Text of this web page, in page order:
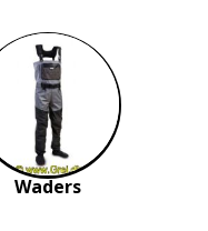
Waders